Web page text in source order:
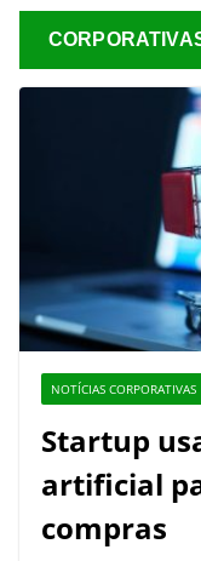
NOTÍCIAS CORPORATIVAS
Startup
artificial
compras